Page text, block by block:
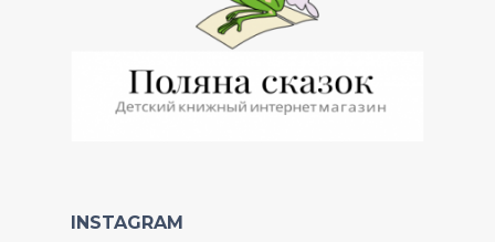
INSTAGRAM